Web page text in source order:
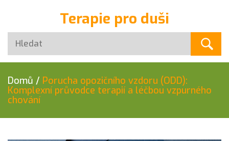
Terapie pro duši
Domů / Porucha opozičního vzdoru (ODD):
Komplexní průvodce terapií a léčbou vzpurného
chování